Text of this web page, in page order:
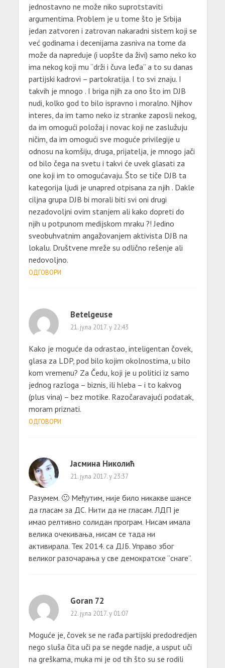
jednostavno ne može niko suprotstaviti
argumentima. Problem je u tome što je Srbija
jedan zatvoren i zatrovan nakaradni sistem koji se
već godinama i decenijama zasniva na tome da
može da napreduje (i uopšte da živi) samo neko ko
ima nekog koji mu “drži i čuva leđa” a to su danas
partijski kadrovi – partokratija. I to svi znaju. I
takvih je mnogo . I briga njih za ono što im DJB
nudi, kolko god to bilo ispravno i moralno. Njihov
interes, da im tamo neko iz stranke zaposli nekog,
da im omogući položaj i novac koji ne zaslužuju
ničim, da im omogući sve moguće privilegije u
odnosu na komšiju, druga, prijatelja, je mnogo jači
od bilo čega na svetu i takvi će uvek glasati za
one koji im to omogućavaju. Što se tiče DJB ta
kategorija ljudi je unapred otpisana za njih . Dakle
ciljna grupa DJB bi morali biti svi oni drugi
nezadovoljni ovim stanjem ali kako dopreti do
njih u potpunom medijskom mraku ?! Jedino
sveobuhvatnim angažovanjem aktivista DJB na
lokalu. Društvene mreže su odlično rešenje ali
nedovoljno.
ОДГОВОРИ
Betelgeuse
21. јула 2017. у 22:43
Kako je moguće da odrastao, inteligentan čovek,
glasa za LDP, pod bilo kojim okolnostima, u bilo
kom vremenu? Za Čedu, koji je u politici iz samo
jednog razloga – biznis, ili hleba – i to kakvog
(plus vina) – bez motike. Razočaravajući podatak,
moram priznati.
ОДГОВОРИ
Јасмина Николић
21. јула 2017. у 23:37
Разумем. 🙂 Међутим, није било никакве шансе
да гласам за ДС. Нити да не гласам. ЛДП је
имао релтивно солидан програм. Нисам имала
велика очекивања, нисам се тада ни
активирала. Тек 2014. са ДЈБ. Управо због
великог разочарања у све демократске “снаге”.
Goran 72
22. јула 2017. у 01:07
Moguće je, čovek se ne rađa partijski predodredjen
nego sluša čita uči pa se negde nadje, a usput uči
na greškama, muka mi je od tih što su se rodili